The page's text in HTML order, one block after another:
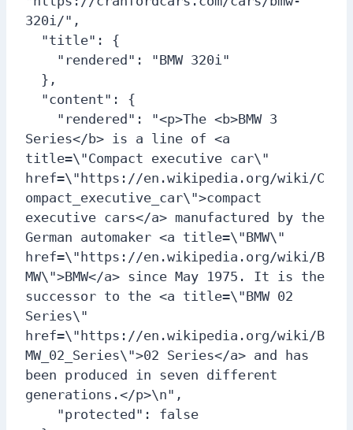
320i/",
Series</b> is a line of <a
title=\"Compact executive car\"
href=\"https://en.wikipedia.org/wiki/C
ompact_executive_car\">compact
executive cars</a> manufactured by the
German automaker <a title=\"BMW\"
href=\"https://en.wikipedia.org/wiki/B
MW\">BMW</a> since May 1975. It is the
successor to the <a title=\"BMW 02
Series\"
href=\"https://en.wikipedia.org/wiki/B
MW_02_Series\">02 Series</a> and has
been produced in seven different
generations.</p>\n",